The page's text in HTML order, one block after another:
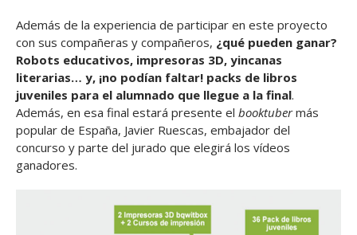
Además de la experiencia de participar en este proyecto
con sus compañeras y compañeros, ¿qué pueden ganar?
Robots educativos, impresoras 3D, yincanas
literarias… y, ¡no podían faltar! packs de libros
juveniles para el alumnado que llegue a la final.
Además, en esa final estará presente el booktubermás
popular de España, Javier Ruescas, embajador del
concurso y parte del jurado que elegirá los vídeos
ganadores.